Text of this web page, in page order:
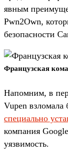
явным
Pwn2Own,
безопасности
Французская
Напомним, в
Vupen взломала
специально
компания
уязвимость.